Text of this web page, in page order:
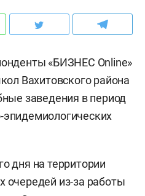
«БИЗНЕС Online»
Вахитовского района
заведения в период
дня на территории
из-за работы